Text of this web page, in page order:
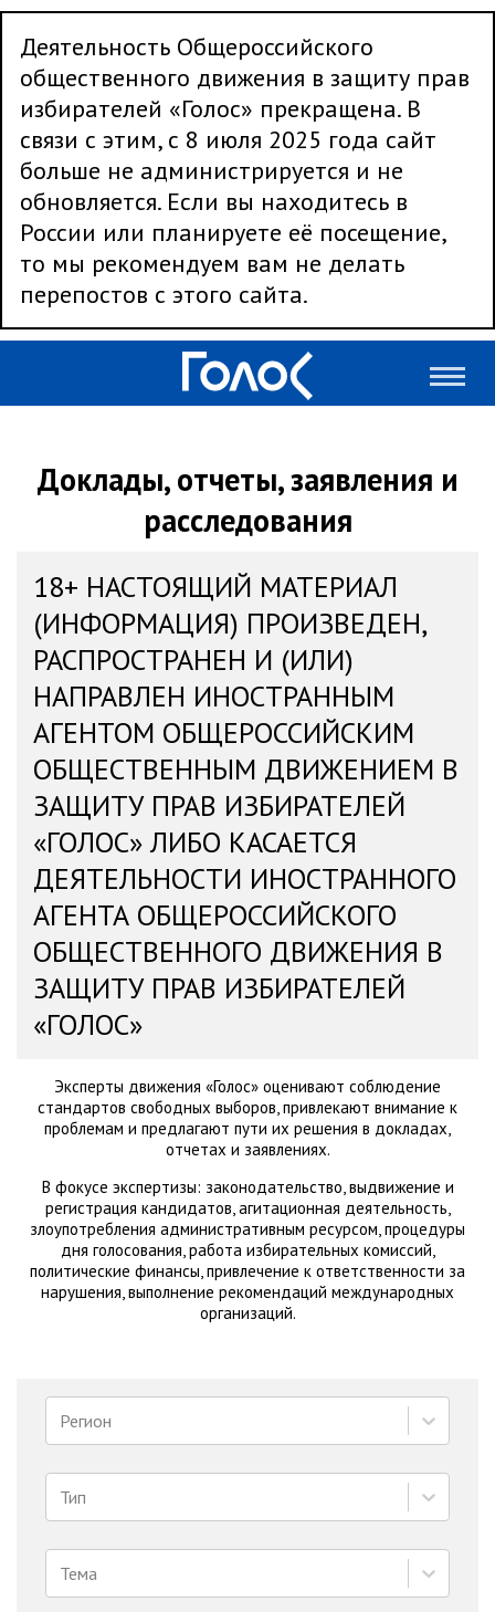
Деятельность Общероссийского
общественного движения в защиту прав
избирателей «Голос» прекращена. В
связи с этим, с 8 июля 2025 года сайт
больше не администрируется и не
обновляется. Если вы находитесь в
России или планируете её посещение,
то мы рекомендуем вам не делать
перепостов с этого сайта.
Доклады, отчеты, заявления и
расследования
18+ НАСТОЯЩИЙ МАТЕРИАЛ
(ИНФОРМАЦИЯ) ПРОИЗВЕДЕН,
РАСПРОСТРАНЕН И (ИЛИ)
НАПРАВЛЕН ИНОСТРАННЫМ
АГЕНТОМ ОБЩЕРОССИЙСКИМ
ОБЩЕСТВЕННЫМ ДВИЖЕНИЕМ В
ЗАЩИТУ ПРАВ ИЗБИРАТЕЛЕЙ
«ГОЛОС» ЛИБО КАСАЕТСЯ
ДЕЯТЕЛЬНОСТИ ИНОСТРАННОГО
АГЕНТА ОБЩЕРОССИЙСКОГО
ОБЩЕСТВЕННОГО ДВИЖЕНИЯ В
ЗАЩИТУ ПРАВ ИЗБИРАТЕЛЕЙ
«ГОЛОС»
Эксперты движения «Голос» оценивают соблюдение
стандартов свободных выборов, привлекают внимание к
проблемам и предлагают пути их решения в докладах,
отчетах и заявлениях.
В фокусе экспертизы: законодательство, выдвижение и
регистрация кандидатов, агитационная деятельность,
злоупотребления административным ресурсом, процедуры
дня голосования, работа избирательных комиссий,
политические финансы, привлечение к ответственности за
нарушения, выполнение рекомендаций международных
организаций.
Регион
Тип
Тема